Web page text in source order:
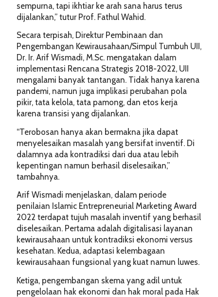
sempurna, tapi ikhtiar ke arah sana harus terus
dijalankan,” tutur Prof. Fathul Wahid.
Secara terpisah, Direktur Pembinaan dan
Pengembangan Kewirausahaan/Simpul Tumbuh UII,
Dr. Ir. Arif Wismadi, M.Sc. mengatakan dalam
implementasi Rencana Strategis 2018-2022, UII
mengalami banyak tantangan. Tidak hanya karena
pandemi, namun juga implikasi perubahan pola
pikir, tata kelola, tata pamong, dan etos kerja
karena transisi yang dijalankan.
“Terobosan hanya akan bermakna jika dapat
menyelesaikan masalah yang bersifat inventif. Di
dalamnya ada kontradiksi dari dua atau lebih
kepentingan namun berhasil diselesaikan,”
tambahnya.
Arif Wismadi menjelaskan, dalam periode
penilaian Islamic Entrepreneurial Marketing Award
2022 terdapat tujuh masalah inventif yang berhasil
diselesaikan. Pertama adalah digitalisasi layanan
kewirausahaan untuk kontradiksi ekonomi versus
kesehatan. Kedua, adaptasi kelembagaan
kewirausahaan fungsional yang kuat namun luwes.
Ketiga, pengembangan skema yang adil untuk
pengelolaan hak ekonomi dan hak moral pada Hak